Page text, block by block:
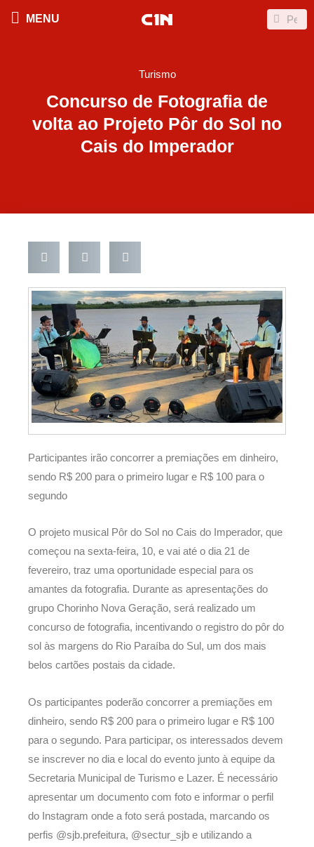
para
MENU Search
Search
Turismo
Concurso de Fotografia de
volta ao Projeto Pôr do Sol no
Cais do Imperador
Participantes irão concorrer a premiações em dinheiro,
sendo R$ 200 para o primeiro lugar e R$ 100 para o
segundo
O projeto musical Pôr do Sol no Cais do Imperador, que
começou na sexta-feira, 10, e vai até o dia 21 de
fevereiro, traz uma oportunidade especial para os
amantes da fotografia. Durante as apresentações do
grupo Chorinho Nova Geração, será realizado um
concurso de fotografia, incentivando o registro do pôr do
sol às margens do Rio Paraíba do Sul, um dos mais
belos cartões postais da cidade.
Os participantes poderão concorrer a premiações em
dinheiro, sendo R$ 200 para o primeiro lugar e R$ 100
para o segundo. Para participar, os interessados devem
se inscrever no dia e local do evento junto à equipe da
Secretaria Municipal de Turismo e Lazer. É necessário
apresentar um documento com foto e informar o perfil
do Instagram onde a foto será postada, marcando os
perfis @sjb.prefeitura, @sectur_sjb e utilizando a